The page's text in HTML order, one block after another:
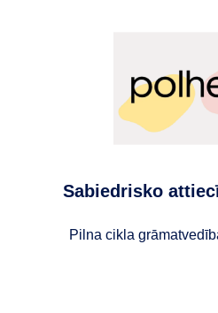
Sabiedrisko
Pilna cikla